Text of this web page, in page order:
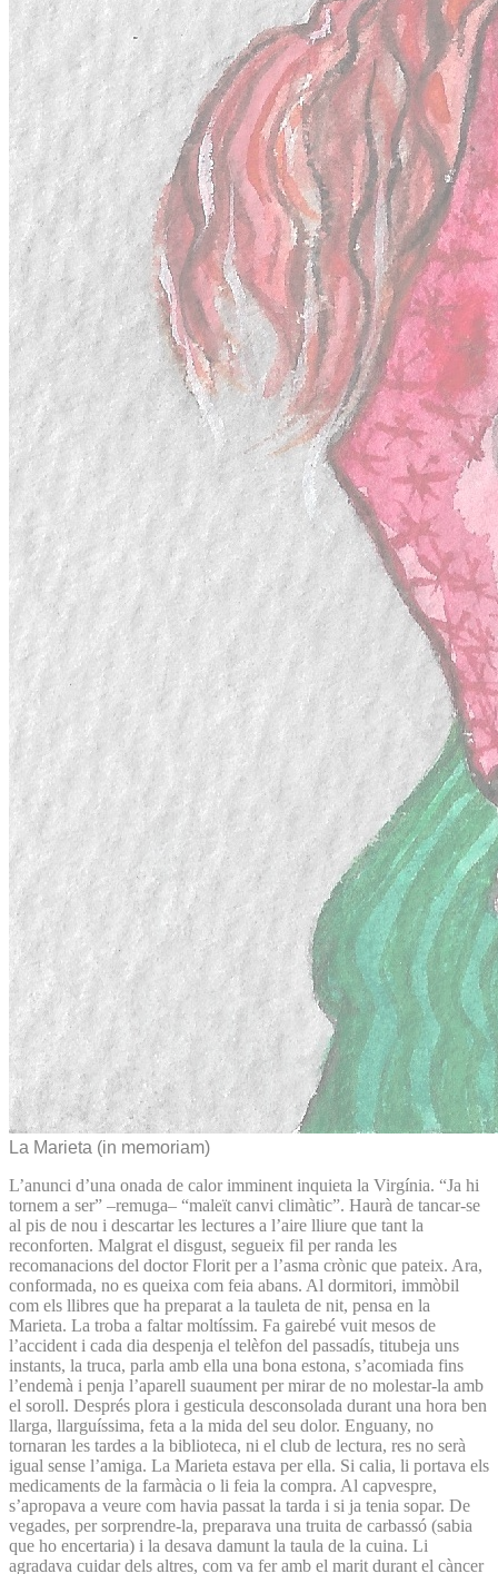
La Marieta (in memoriam)
L’anunci d’una onada de calor imminent inquieta la Virgínia. “Ja hi
tornem a ser” –remuga– “maleït canvi climàtic”. Haurà de tancar-se
al pis de nou i descartar les lectures a l’aire lliure que tant la
reconforten. Malgrat el disgust, segueix fil per randa les
recomanacions del doctor Florit per a l’asma crònic que pateix. Ara,
conformada, no es queixa com feia abans. Al dormitori, immòbil
com els llibres que ha preparat a la tauleta de nit, pensa en la
Marieta. La troba a faltar moltíssim. Fa gairebé vuit mesos de
l’accident i cada dia despenja el telèfon del passadís, titubeja uns
instants, la truca, parla amb ella una bona estona, s’acomiada fins
l’endemà i penja l’aparell suaument per mirar de no molestar-la amb
el soroll. Després plora i gesticula desconsolada durant una hora ben
llarga, llarguíssima, feta a la mida del seu dolor. Enguany, no
tornaran les tardes a la biblioteca, ni el club de lectura, res no serà
igual sense l’amiga. La Marieta estava per ella. Si calia, li portava els
medicaments de la farmàcia o li feia la compra. Al capvespre,
s’apropava a veure com havia passat la tarda i si ja tenia sopar. De
vegades, per sorprendre-la, preparava una truita de carbassó (sabia
que ho encertaria) i la desava damunt la taula de la cuina. Li
agradava cuidar dels altres, com va fer amb el marit durant el càncer